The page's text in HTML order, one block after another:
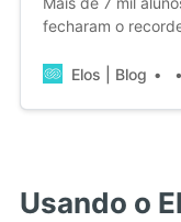
fecharam o
início dessa
Elos | Blog
Usando o